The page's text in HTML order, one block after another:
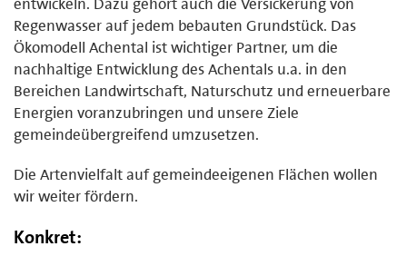
Regenwasser auf jedem bebauten Grundstück. Das
Ökomodell Achental ist wichtiger Partner, um die
nachhaltige Entwicklung des Achentals u.a. in den
Bereichen Landwirtschaft, Naturschutz und erneuerbare
Energien voranzubringen und unsere Ziele
gemeindeübergreifend umzusetzen.
Die Artenvielfalt auf gemeindeeigenen Flächen wollen
wir weiter fördern.
Konkret: